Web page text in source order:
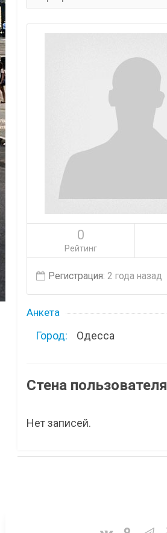
0
Рейтинг
Регистрация: 2 года назад
Анкета
Город: Одесса
Стена пользователя
Нет записей.